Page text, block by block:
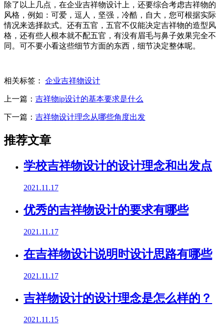
除了以上几点，在企业吉祥物设计上，还要综合考虑吉祥物的
风格，例如：可爱，逗人，坚强，冷酷，自大，您可根据实际
情况来选择款式。还有五官，五官不仅能决定吉祥物的造型风
格，还有些人根本就不配五官，有没有眉毛与鼻子效果完全不
同。可不要小看这些细节方面的东西，细节决定整体呢。
相关标签： 企业吉祥物设计
上一篇： 吉祥物ip设计的基本要求是什么
下一篇： 吉祥物设计理念从哪些角度出发
推荐文章
学校吉祥物设计的设计理念和出发点
2021.11.17
优秀的吉祥物设计的要求有哪些
2021.11.17
在吉祥物设计说明时设计思路有哪些
2021.11.17
吉祥物设计的设计理念是怎么样的？
2021.11.15